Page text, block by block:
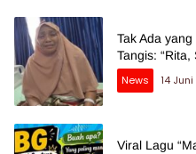
Tak Ada
Tangis: “Rita,
News
14
Viral Lagu